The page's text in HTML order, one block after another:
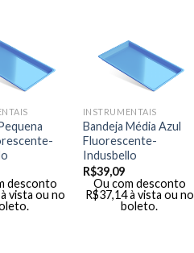
desconto
à vista ou no
INSTRUMENTAIS
Bandeja Média Azul
Fluorescente-
Indusbello
R$39,09
Ou com desconto
R$37,14 à vista ou no
boleto.